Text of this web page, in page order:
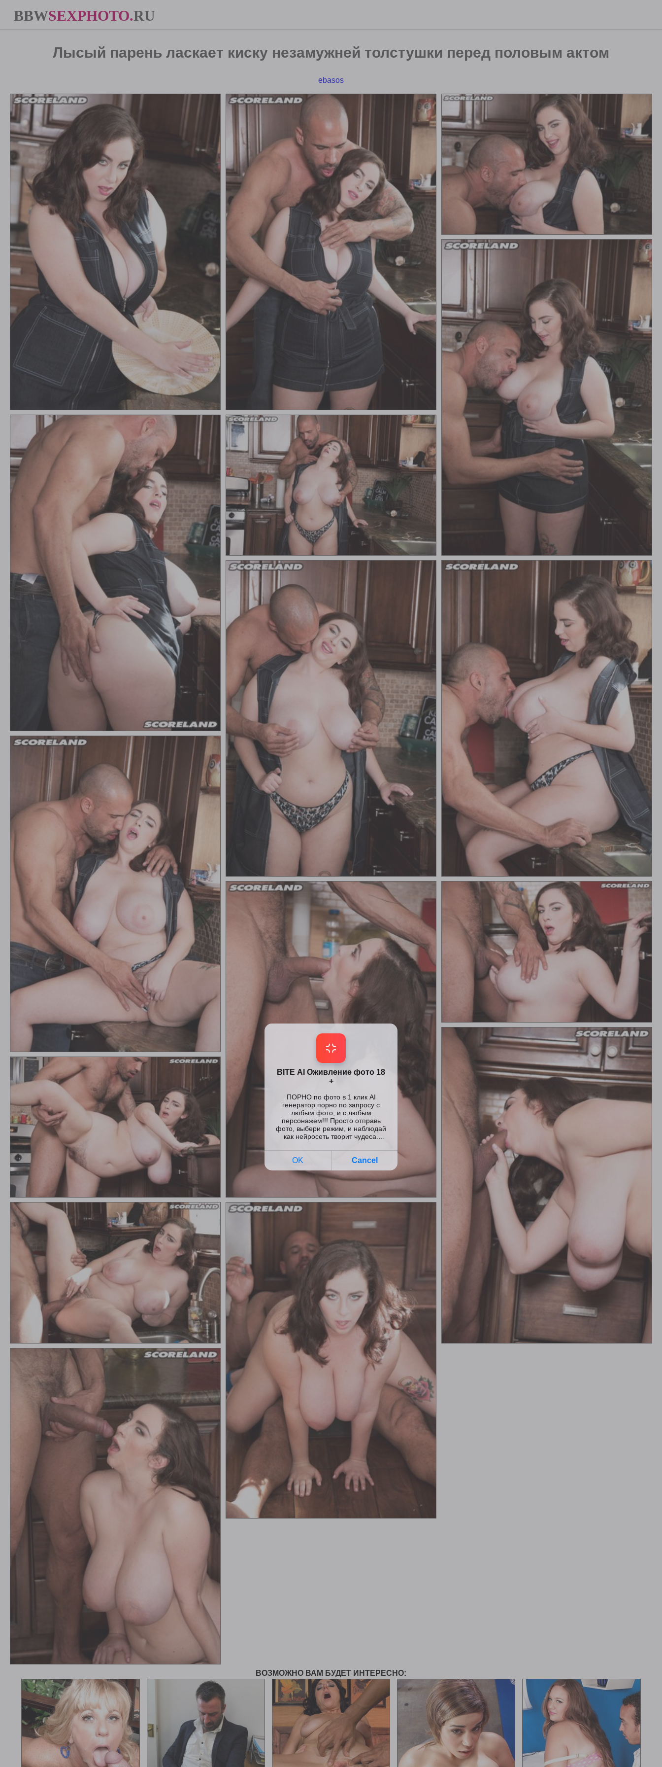
BBWSEXPHOTO.RU
Лысый парень ласкает киску незамужней толстушки перед половым актом
ebasos
ВОЗМОЖНО ВАМ БУДЕТ ИНТЕРЕСНО: